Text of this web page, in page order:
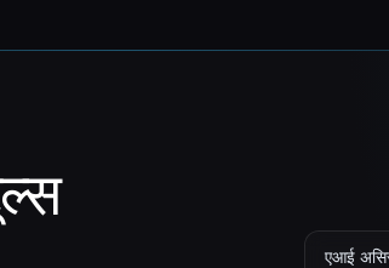
एआई